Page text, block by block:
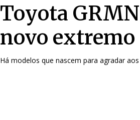
Toyota
novo extremo
Há modelos que nascem para agradar